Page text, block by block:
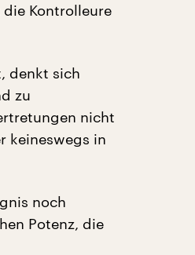
Kontrolleure
denkt sich
zu
nicht
keineswegs in
noch
Potenz, die